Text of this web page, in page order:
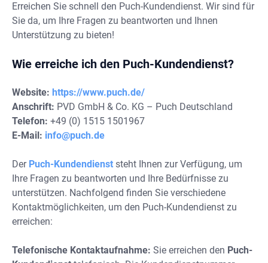
Erreichen Sie schnell den Puch-Kundendienst. Wir sind für
Sie da, um Ihre Fragen zu beantworten und Ihnen
Unterstützung zu bieten!
Wie erreiche ich den Puch-Kundendienst?
Website: https://www.puch.de/
Anschrift: PVD GmbH & Co. KG – Puch Deutschland
Telefon: +49 (0) 1515 1501967
E-Mail: info@puch.de
Der Puch-Kundendienst steht Ihnen zur Verfügung, um
Ihre Fragen zu beantworten und Ihre Bedürfnisse zu
unterstützen. Nachfolgend finden Sie verschiedene
Kontaktmöglichkeiten, um den Puch-Kundendienst zu
erreichen:
Telefonische Kontaktaufnahme: Sie erreichen den Puch-